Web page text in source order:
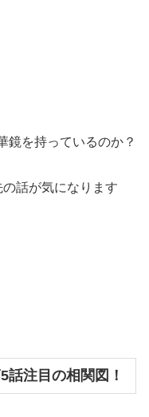
鏡を持っているのか？
話が気になります
話注目の相関図！